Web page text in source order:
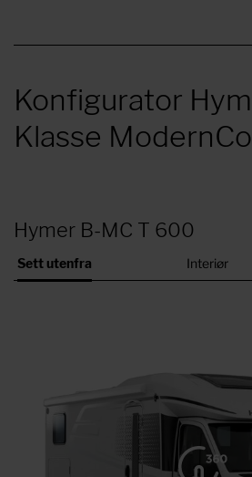
Konfigurator
Klasse
Hymer B-MC T 600
Sett utenfra Interiør